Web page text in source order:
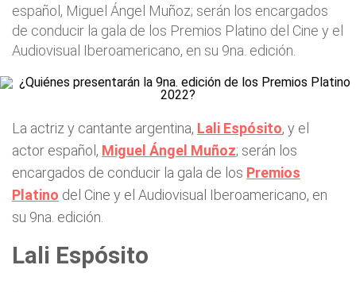
español, Miguel Ángel Muñoz; serán los encargados
de conducir la gala de los Premios Platino del Cine y el
Audiovisual Iberoamericano, en su 9na. edición.
La actriz y cantante argentina, Lali Espósito, y el
actor español, Miguel Ángel Muñoz; serán los
encargados de conducir la gala de los Premios
Platino del Cine y el Audiovisual Iberoamericano, en
su 9na. edición.
Lali Espósito